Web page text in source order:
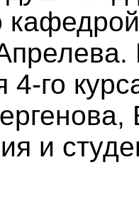
го
и